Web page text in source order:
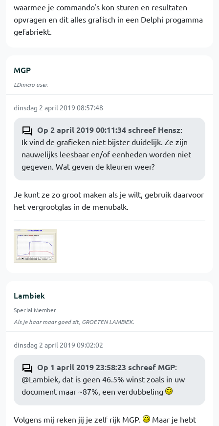
waarmee je commando's kon sturen en resultaten
opvragen en dit alles grafisch in een Delphi progamma
gefabriekt.
MGP
LDmicro user.
dinsdag 2 april 2019 08:57:48
Op 2 april 2019 00:11:34 schreef Hensz:
Ik vind de grafieken niet bijster duidelijk. Ze zijn
nauwelijks leesbaar en/of eenheden worden niet
gegeven. Wat geven de kleuren weer?
Je kunt ze zo groot maken als je wilt, gebruik daarvoor
het vergrootglas in de menubalk.
Lambiek
Special Member
Als je haar maar goed zit, GROETEN LAMBIEK.
dinsdag 2 april 2019 09:02:02
Op 1 april 2019 23:58:23 schreef MGP:
@Lambiek, dat is geen 46.5% winst zoals in uw
document maar ~87%, een verdubbeling
Volgens mij reken jij je zelf rijk MGP.
Maar je hebt